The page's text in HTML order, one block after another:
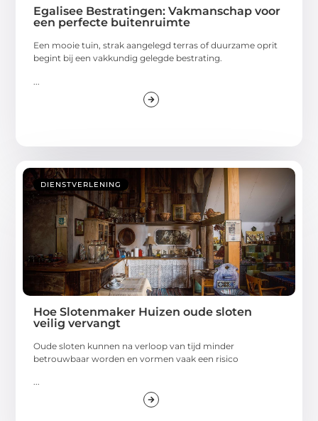
Egalisee Bestratingen: Vakmanschap voor
een perfecte buitenruimte
Een mooie tuin, strak aangelegd terras of duurzame oprit
begint bij een vakkundig gelegde bestrating.
DIENSTVERLENING
Hoe Slotenmaker Huizen oude sloten
veilig vervangt
Oude sloten kunnen na verloop van tijd minder
betrouwbaar worden en vormen vaak een risico